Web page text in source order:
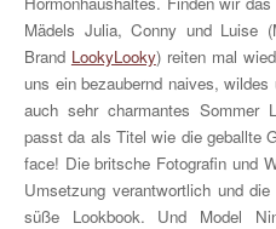
Mädels Julia, Conny und Luise
Brand LookyLooky) reiten mal
uns ein bezaubernd naives,
auch sehr charmantes Sommer
passt da als Titel wie die geballte
face! Die britsche Fotografin und
Umsetzung verantwortlich und
süße Lookbook. Und Model